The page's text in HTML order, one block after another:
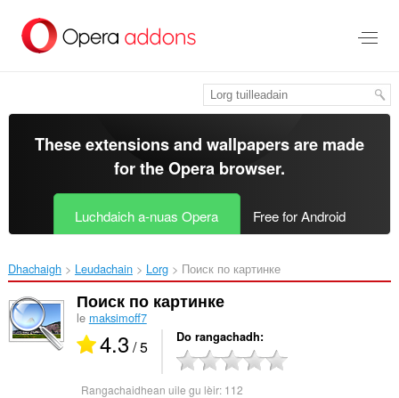
leum
gun
These extensions and wallpapers are made
for theOpera browser.
Luchdaich a-nuas Opera Free for Android
Dhachaigh Leudachain Lorg Поиск по картинке‎
Поиск по картинке
le maksimoff7
4.3 / 5 Do rangachadh
Rangachaidhean uile gu lèir: 112